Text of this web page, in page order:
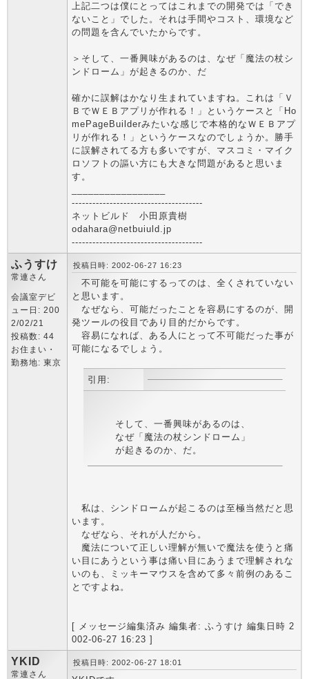
上記二つは僕にとってはこれまでの開発では「でき
ないこと」でした。それは手間やコスト、環境など
の問題を含んでいたからです。
＞そして、一番興味があるのは、なぜ「魔法の杖シ
ンドローム」が起きるのか、だ
確かに誤解はかなり生まれていますね。これは「Ｖ
ＢでＷＥＢアプリが作れる！」というケースと「Ho
mePageBuilderみたいな感じで本格的なＷＥＢアプ
リが作れる！」というケースなのでしょうか。勝手
に誤解されてる方も多いですが、マスコミ・マイク
ロソフトの謳い方にも大きな問題があると思いま
す。
--------------------------------------
ネットビルド 小田原貴樹
odahara@netbuiuld.jp
--------------------------------------
ふうすけ
常連さん
会議室デビ
ュー日: 200
2/02/21
投稿数: 44
お住まい・
勤務地: 東京
投稿日時: 2002-06-27 16:23
不可能を可能にするってのは、全くされていない
と思います。
なぜなら、可能だったことを容易にするのが、開
発ツールの役目であり目的だからです。
容易になれば、ある人にとって不可能だった事が
可能になるでしょう。
引用:
そして、一番興味があるのは、
なぜ「魔法の杖シンドローム」
が起きるのか、だ。
私は、シンドロームが起こるのは至極当然だと思
います。
なぜなら、それが人だから。
魔法について正しい理解が無いで魔法を使うと痛
い目にあうという事は痛い目にあうまで理解されな
いのも、ミッキーマウスを含めて多々前例のあるこ
とですよね。
[ メッセージ編集済み 編集者: ふうすけ 編集日時 2
002-06-27 16:23 ]
YKID
常連さん
投稿日時: 2002-06-27 18:01